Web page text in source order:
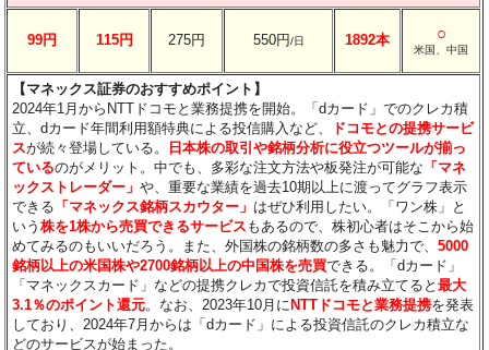
99円 115円 275円 550円/日 1892本 ○
米国、中国
【マネックス証券のおすすめポイント】
2024年1月からNTTドコモと業務提携を開始。「dカード」でのクレカ積
立、dカード年間利用額特典による投信購入など、
ドコモとの提携サービ
スが続々登場している。
日本株の取引や銘柄分析に役立つツールが揃っ
ているのがメリット。中でも、多彩な注文方法や板発注が可能な 「マネ
ックストレーダー」や、重要な業績を過去10期以上に渡ってグラフ表示
できる 「マネックス銘柄スカウター」 はぜひ利用したい。「ワン株」と
いう株を1株から売買できるサービス もあるので、株初心者はそこから始
めてみるのもいいだろう。また、外国株の銘柄数の多さも魅力で、5000
銘柄以上の米国株や2700銘柄以上の中国株を売買できる。「dカード」
「マネックスカード」などの提携クレカで投資信託を積み立てると最大
3.1％のポイント還元。なお、2023年10月に NTTドコモと業務提携を発表
しており、2024年7月からは「dカード」による投資信託のクレカ積立な
どのサービスが始まった。